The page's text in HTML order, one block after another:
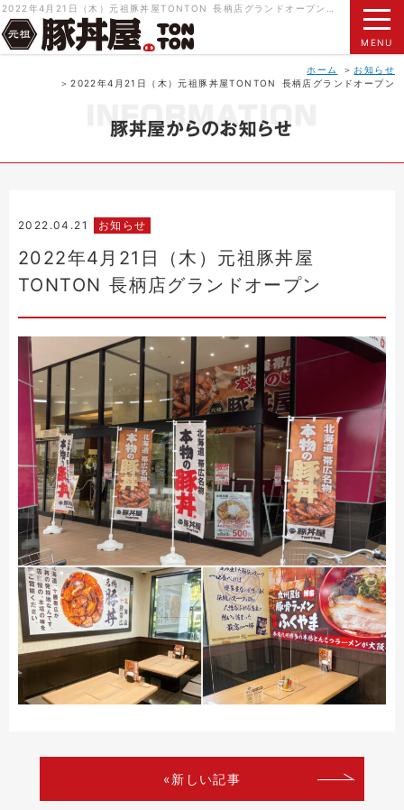
MENU
ホーム
お知らせ
2022年4月21日（木）元祖豚丼屋TONTON 長柄店グランドオープン
2022.04.21 お知らせ
2022年4月21日（木）元祖豚丼屋
TONTON 長柄店グランドオープン
«新しい記事